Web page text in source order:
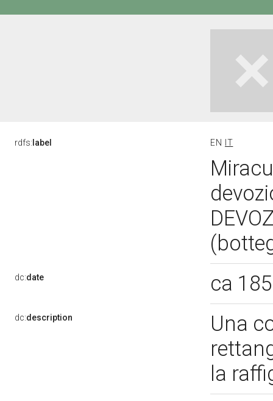
rdfs: label EN IT
dc:date ca
dc:description
Una
la